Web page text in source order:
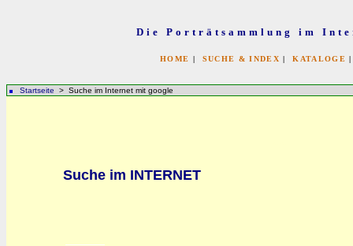
Die Porträtsammlung im
HOME | SUCHE & INDEX |KATALOGE
Startseite > Suche im Internet mit google
Suche im INTERNET